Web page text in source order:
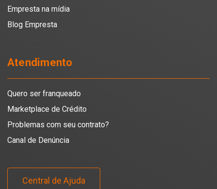
Empresta na mídia
Blog Empresta
Atendimento
Quero ser franqueado
Marketplace de Crédito
Problemas com seu contrato?
Canal de Denúncia
Central de Ajuda